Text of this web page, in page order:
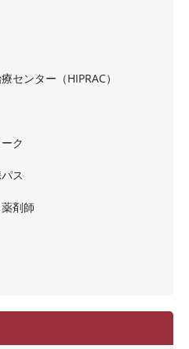
センター（HIPRAC）
ク
ス
剤師